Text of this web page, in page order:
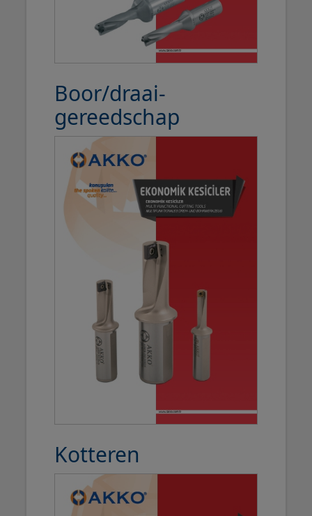
Boor/draai-
gereedschap
Kotteren